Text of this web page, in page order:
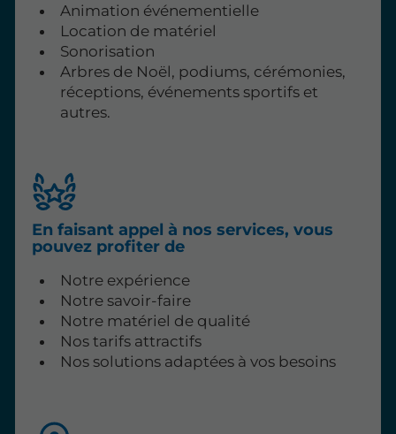
Animation événementielle
Location de matériel
Sonorisation
Arbres de Noël, podiums, cérémonies,
réceptions, événements sportifs et
autres.
En faisant appel à nos services, vous
pouvez profiter de
Notre expérience
Notre savoir-faire
Notre matériel de qualité
Nos tarifs attractifs
Nos solutions adaptées à vos besoins